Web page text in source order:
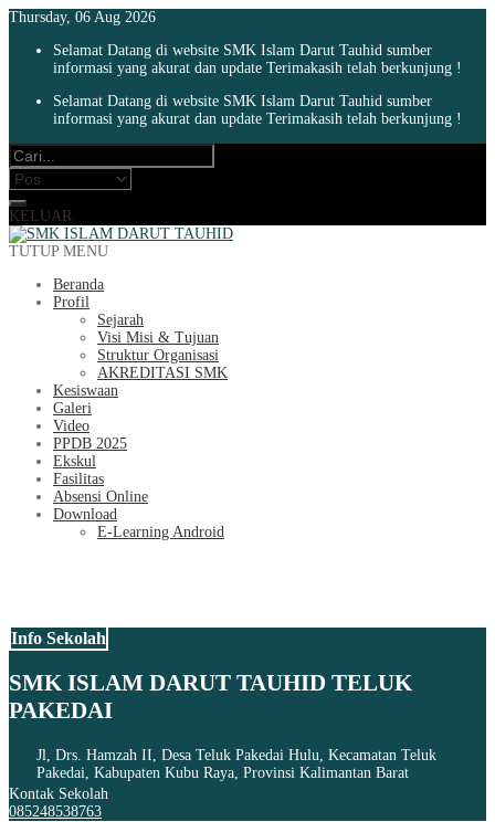
Thursday, 06 Aug 2026
Selamat Datang di website SMK Islam Darut Tauhid sumber
informasi yang akurat dan update Terimakasih telah berkunjung !
Selamat Datang di website SMK Islam Darut Tauhid sumber
informasi yang akurat dan update Terimakasih telah berkunjung !
KELUAR
TUTUP MENU
Beranda
Profil
Sejarah
Visi Misi & Tujuan
Struktur Organisasi
AKREDITASI SMK
Kesiswaan
Galeri
Video
PPDB 2025
Ekskul
Fasilitas
Absensi Online
Download
E-Learning Android
Info Sekolah
SMK ISLAM DARUT TAUHID TELUK
PAKEDAI
Jl, Drs. Hamzah II, Desa Teluk Pakedai Hulu, Kecamatan Teluk
Pakedai, Kabupaten Kubu Raya, Provinsi Kalimantan Barat
Kontak Sekolah
085248538763